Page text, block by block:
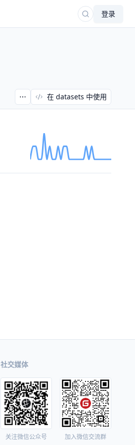
登录
在 datasets 中使用
社交媒体
关注微信公众号 加入微信交流群